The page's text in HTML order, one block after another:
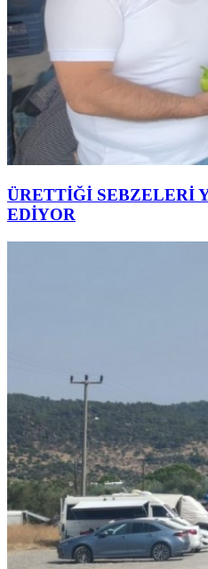
ÜRETTİĞİ SEBZELERİ
EDİYOR